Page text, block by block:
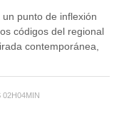
punto de inflexión
códigos del regional
contemporánea,
02H04MIN